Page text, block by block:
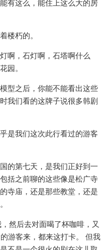
有这么，能住上这么大的房
楼朽的。
啊，石灯啊，石塔啊什么
园。
型之后，你能不能看出这些
我们看的这牌子说很多韩剧
是我们这次此行看过的游客
的第七天，是我们正好到一
括之前聊的这些像是松广寺
寺庙，还是那些教堂，还是
然后去对面喝了杯咖啡，又
游客来，都来这打卡。 但我